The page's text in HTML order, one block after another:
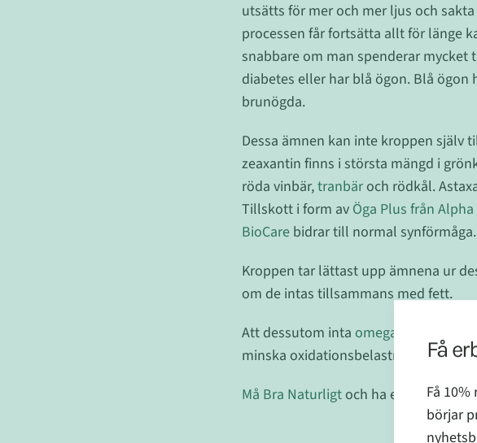
utsätts för mer och mer ljus och
processen får fortsätta allt för länge
snabbare om man spenderar
diabetes eller har blå ögon. Blå
brunögda.
Dessa ämnen kan inte kroppen själv
zeaxantin finns i största mängd i
röda vinbär,tranbäroch rödkål.
Tillskott i form av Öga Plus från
BioCare bidrar till normal synförmåga.
Kroppen tar lättast upp ämnena ur
om de intas tillsammans med fett.
Att dessutom inta omega3 fettsyror
minska oxidationsbelastningen,
Må Bra Naturligt och ha ett skydd
Få
Få
börjar